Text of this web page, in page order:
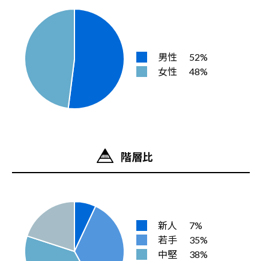
男性
52%
女性
48%
階層比
新人
7%
若手
35%
中堅
38%